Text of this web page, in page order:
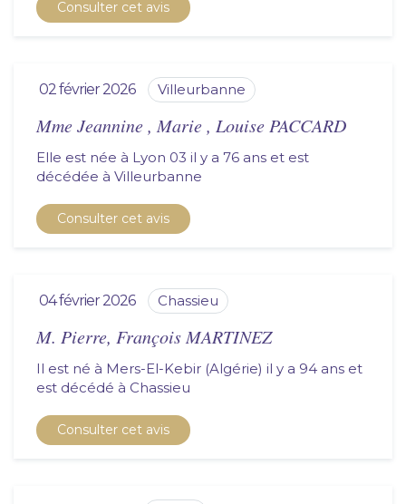
Consulter cet avis
02 février 2026 villeurbanne
Mme Jeannine , Marie , Louise PACCARD
Elle est née à Lyon 03 il y a 76 ans et est
décédée à
villeurbanne
Consulter cet avis
04 février 2026 chassieu
M. Pierre, François MARTINEZ
Il est né à Mers-El-Kebir (Algérie) il y a 94 ans et
est décédé à
chassieu
Consulter cet avis